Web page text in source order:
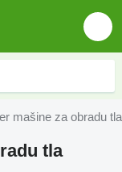
mašine za obradu tla
tla